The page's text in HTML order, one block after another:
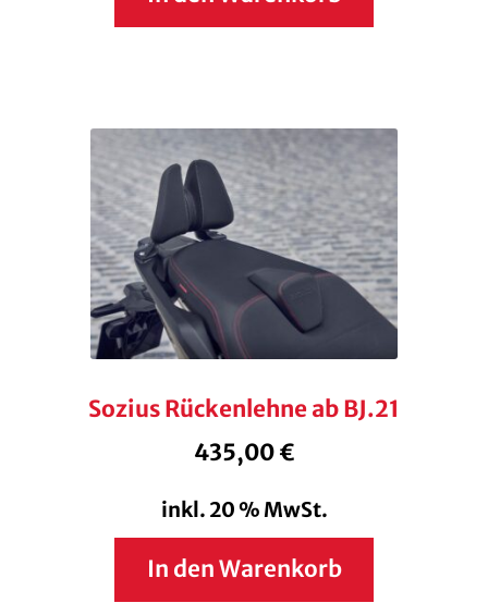
Sozius Rückenlehne ab BJ.21
435,00€
inkl. 20 % MwSt.
In den Warenkorb